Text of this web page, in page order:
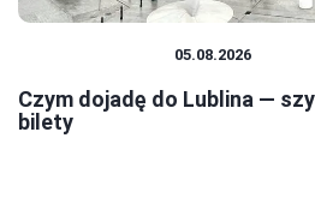
05.08.2026
Czym dojadę do Lublina —
bilety